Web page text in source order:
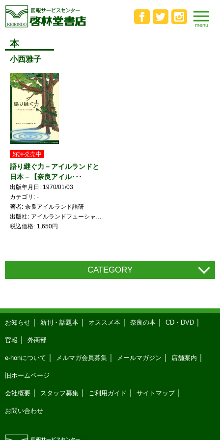
本
小西雅子
好評発売中
語り継ぐ力－アイルランドと
日本－【奈良アイル･･･
出版年月日
1970/01/03
カテゴリ
-
著者 奈良アイルランド語研
出版社
税込価格
1,650円
CATEGORY
お知らせ 新刊・話題本 オススメ本 奈良の本 CD・DVD
官報 外商部
e-honについて メルマガ会員募集 メールマガジン 店舗案内
旧ホームページ
会社概要 スタッフ募集 ご利用ガイド サイトマップ
お問い合わせ